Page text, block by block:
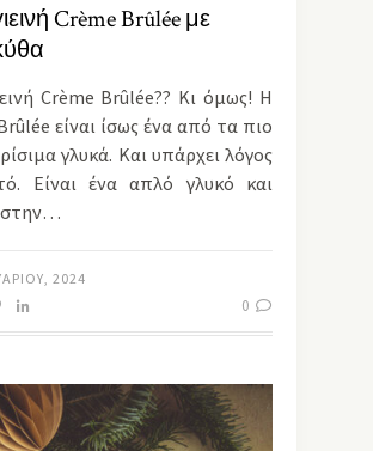
Crème Brûlée με
Crème Brûlée?? Κι όμως! Η
είναι ίσως ένα από τα πιο
γλυκά. Και υπάρχει λόγος
Είναι ένα απλό γλυκό και
στην…
2024
0